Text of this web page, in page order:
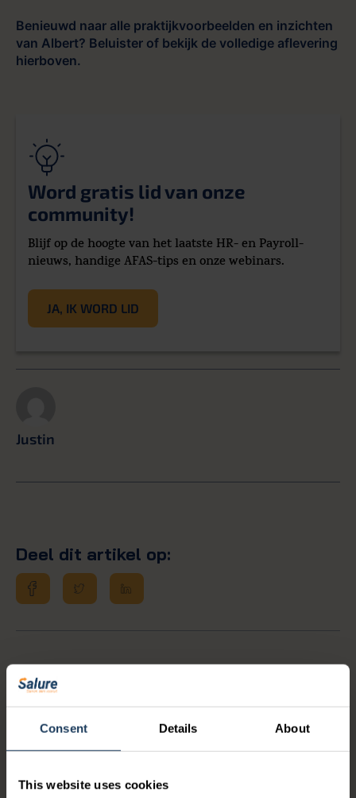
Consent Details About
This website uses cookies
Benieuwd naar alle praktijkvoorbeelden en inzichten
van Albert? Beluister of bekijk de volledige aflevering
hierboven.
Word gratis lid van onze
community!
Blijf op de hoogte van het laatste HR- en Payroll-
nieuws, handige AFAS-tips en onze webinars.
JA, IK WORD LID
Justin
Deel dit artikel op:
Bekijk ook deze artikelen